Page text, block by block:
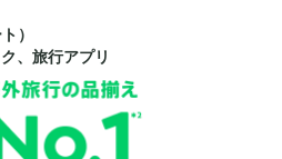
）
、旅行アプリ